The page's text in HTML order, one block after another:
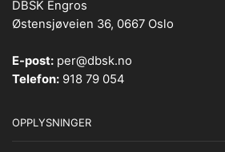
DBSK Engros
Østensjøveien 36, 0667 Oslo
E-post: per@dbsk.no
Telefon: 918 79 054
OPPLYSNINGER